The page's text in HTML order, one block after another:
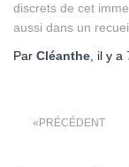
discrets de cet
aussi dans un
Par Cléanthe , il y a
Pagination
PRÉCÉDENT